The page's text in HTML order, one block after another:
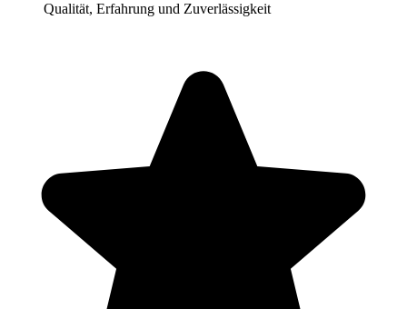
Qualität, Erfahrung und Zuverlässigkeit